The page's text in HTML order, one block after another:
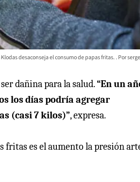
desaconseja el consumo de papas fritas.
dañina para la salud.“En un
los días podría agregar
(casi 7 kilos)”, expresa.
fritas es el aumento la presión